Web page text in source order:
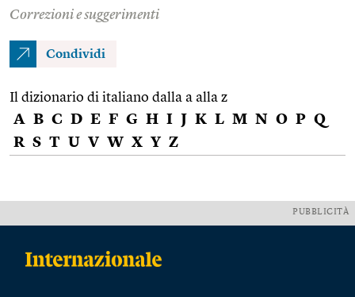
Correzioni e suggerimenti
Condividi
Il dizionario di italiano dalla a alla z
A B C D E F G H I J K L M N O P Q
R S T U V W X Y Z
PUBBLICITÀ